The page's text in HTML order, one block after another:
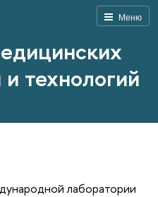
Меню
технологий
лаборатории